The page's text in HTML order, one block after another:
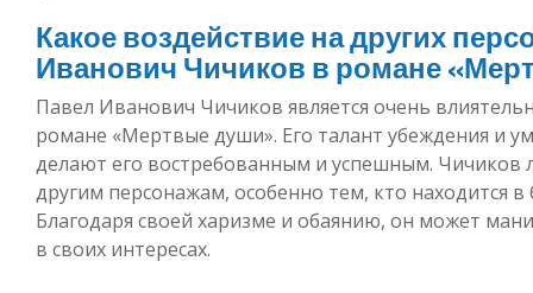
Какое воздействие на других
Иванович Чичиков в романе
Павел Иванович Чичиков является очень
романе «Мертвые души». Его талант убеждения и
делают его востребованным и успешным. Чичиков
другим персонажам, особенно тем, кто находится
Благодаря своей харизме и обаянию, он может
в своих интересах.